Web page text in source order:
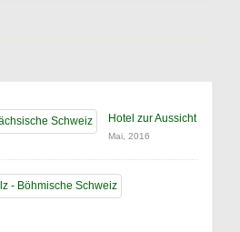
Hotel zur Aussicht
Mai, 2016